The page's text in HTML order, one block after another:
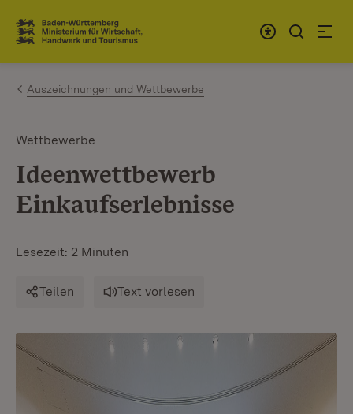
Zum Inhalt springen
Link zur Startseite
Auszeichnungen und Wettbewerbe
Wettbewerbe
Ideenwettbewerb
Einkaufserlebnisse
Lesezeit: 2 Minuten
Teilen Text vorlesen